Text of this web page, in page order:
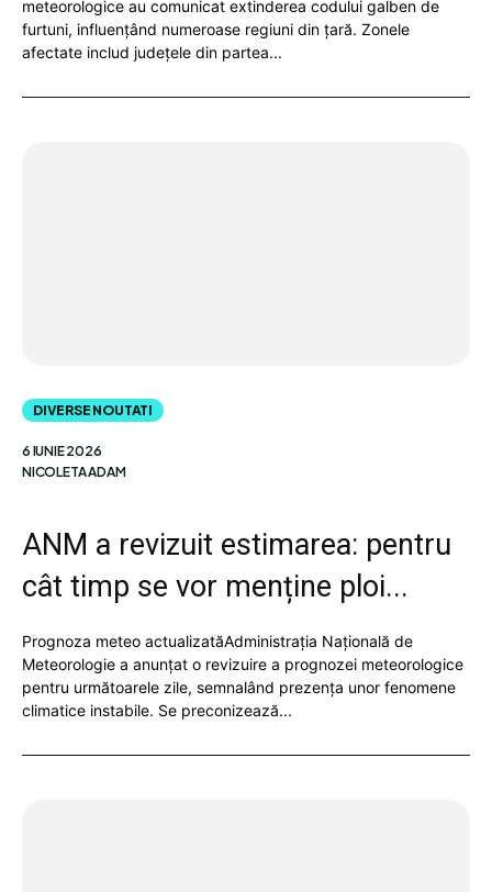
meteorologice au comunicat extinderea codului galben de
furtuni, influențând numeroase regiuni din țară. Zonele
afectate includ județele din partea...
DIVERSE NOUTATI
6 IUNIE 2026
NICOLETA ADAM
ANM a revizuit estimarea: pentru
cât timp se vor menține ploi...
Prognoza meteo actualizatăAdministrația Națională de
Meteorologie a anunțat o revizuire a prognozei meteorologice
pentru următoarele zile, semnalând prezența unor fenomene
climatice instabile. Se preconizează...